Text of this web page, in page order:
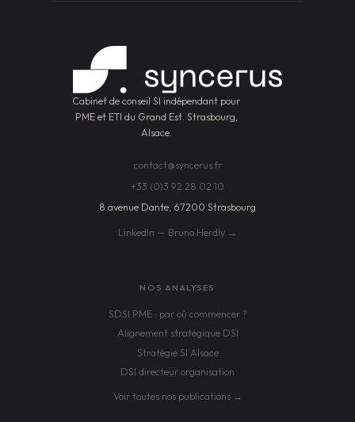
Cabinet de conseil SI indépendant pour
PME et ETI du Grand Est. Strasbourg,
Alsace.
contact@syncerus.fr
+33 (0)3 92 28 02 10
8 avenue Dante, 67200 Strasbourg
LinkedIn — Bruno Herdly →
NOS ANALYSES
SDSI PME : par où commencer ?
Alignement stratégique DSI
Stratégie SI Alsace
DSI directeur organisation
Voir toutes nos publications →